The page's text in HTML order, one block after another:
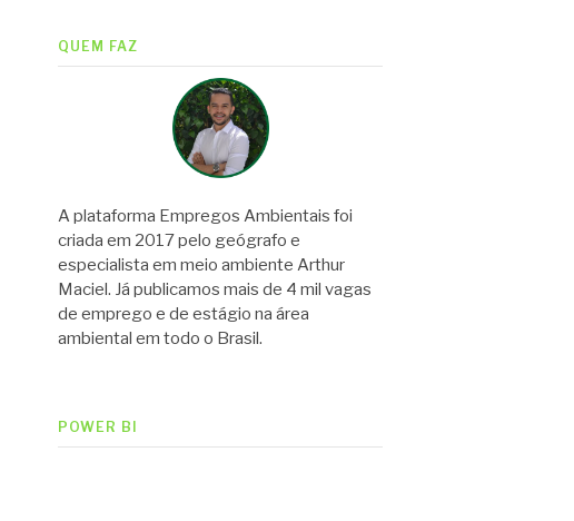
QUEM FAZ
A plataforma Empregos Ambientais foi
criada em 2017 pelo geógrafo e
especialista em meio ambiente Arthur
Maciel. Já publicamos mais de 4 mil vagas
de emprego e de estágio na área
ambiental em todo o Brasil.
POWER BI